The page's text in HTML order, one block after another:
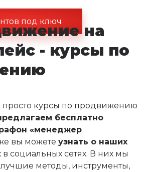
под ключ
на
- курсы по
курсы по продвижению
бесплатно
«менеджер
вы можете узнать о наших
в социальных сетях. В них мы
методы, инструменты,